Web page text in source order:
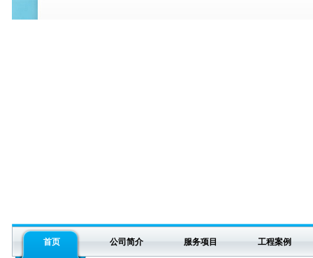
首页 公司简介 服务项目 工程案例